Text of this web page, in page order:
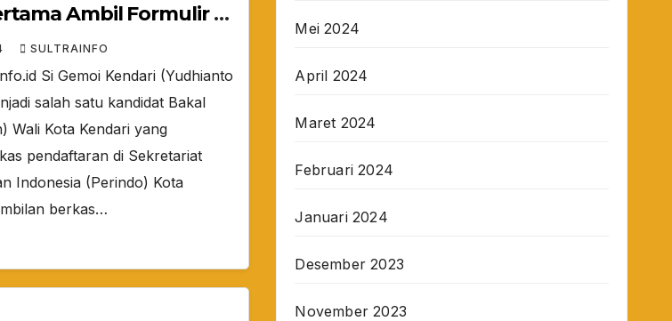
Ambil Formulir di
SULTRAINFO
Si Gemoi Kendari (Yudhianto
salah satu kandidat Bakal
Wali Kota Kendari yang
pendaftaran di Sekretariat
Indonesia (Perindo) Kota
berkas…
Mei 2024
April 2024
Maret 2024
Februari 2024
Januari 2024
Desember 2023
November 2023